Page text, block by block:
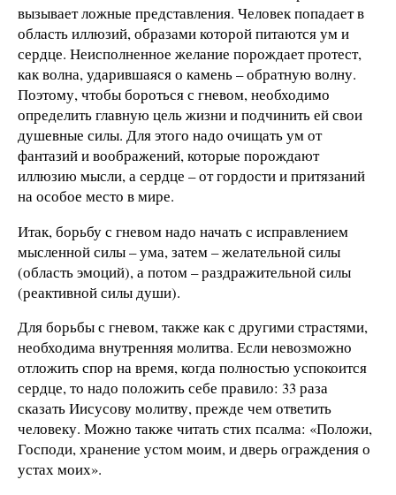
вызывает ложные представления. Человек попадает в
область иллюзий, образами которой питаются ум и
сердце. Неисполненное желание порождает протест,
как волна, ударившаяся о камень – обратную волну.
Поэтому, чтобы бороться с гневом, необходимо
определить главную цель жизни и подчинить ей свои
душевные силы. Для этого надо очищать ум от
фантазий и воображений, которые порождают
иллюзию мысли, а сердце – от гордости и притязаний
на особое место в мире.
Итак, борьбу с гневом надо начать с исправлением
мысленной силы – ума, затем – желательной силы
(область эмоций), а потом – раздражительной силы
(реактивной силы души).
Для борьбы с гневом, также как с другими страстями,
необходима внутренняя молитва. Если невозможно
отложить спор на время, когда полностью успокоится
сердце, то надо положить себе правило: 33 раза
сказать Иисусову молитву, прежде чем ответить
человеку. Можно также читать стих псалма: «Положи,
Господи, хранение устом моим, и дверь ограждения о
устах моих».